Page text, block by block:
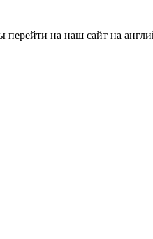
на наш сайт на